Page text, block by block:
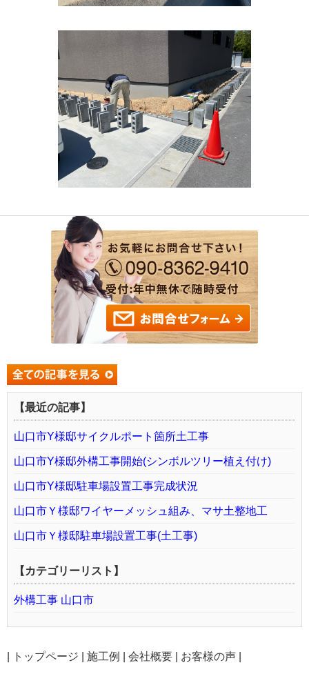
【最近の記事】
山口市Y様邸サイクルポート箇所土工事
山口市Y様邸外構工事開始(シンボルツリー植え付け)
山口市Y様邸駐車場設置工事完成状況
山口市Ｙ様邸ワイヤーメッシュ組み、マサ土整地工
山口市Ｙ様邸駐車場設置工事(土工事)
【カテゴリーリスト】
外構工事 山口市
トップページ 施工例 会社概要 お客様の声